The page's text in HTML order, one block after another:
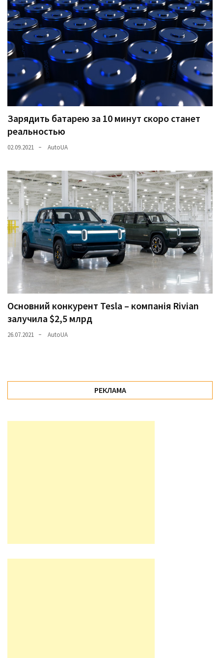
Зарядить батарею за 10 минут скоро станет
реальностью
02.09.2021 AutoUA
Основний конкурент Tesla – компанія Rivian
залучила $2,5 млрд
26.07.2021 AutoUA
РЕКЛАМА